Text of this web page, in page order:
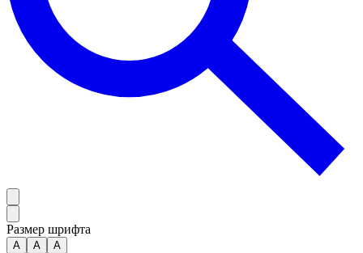
Размер шрифта
А A A